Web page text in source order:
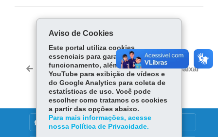
ce
bo
ok
Tw
itt
er
ha
ts
Ap
p
Voltar Início Imprimir Baixar
DENUNCIE CORRUPÇÃO
Aviso de Cookies
Este portal utiliza cookies
essenciais para garantir seu
funcionamento, além de cookies do
YouTube para exibição de vídeos e
do Google Analytics para coleta de
estatísticas de uso. Você pode
escolher como tratamos os cookies
a partir das opções abaixo.
Para mais informações, acesse
nossa Política de Privacidade.